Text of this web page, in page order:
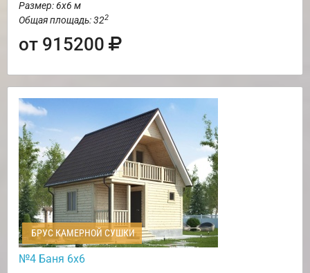
Размер: 6х6 м
Общая площадь: 322
от 915200
БРУС КАМЕРНОЙ СУШКИ
№4 Баня 6х6